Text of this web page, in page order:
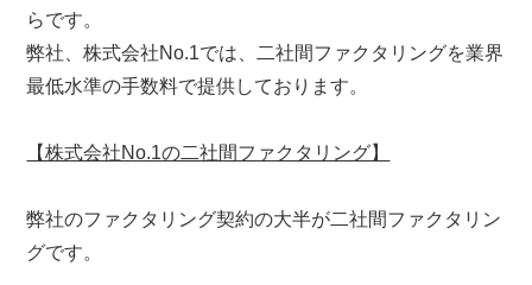
らです。
弊社、株式会社No.1では、二社間ファクタリングを業界
最低水準の手数料で提供しております。
【株式会社No.1の二社間ファクタリング】
弊社のファクタリング契約の大半が二社間ファクタリン
グです。